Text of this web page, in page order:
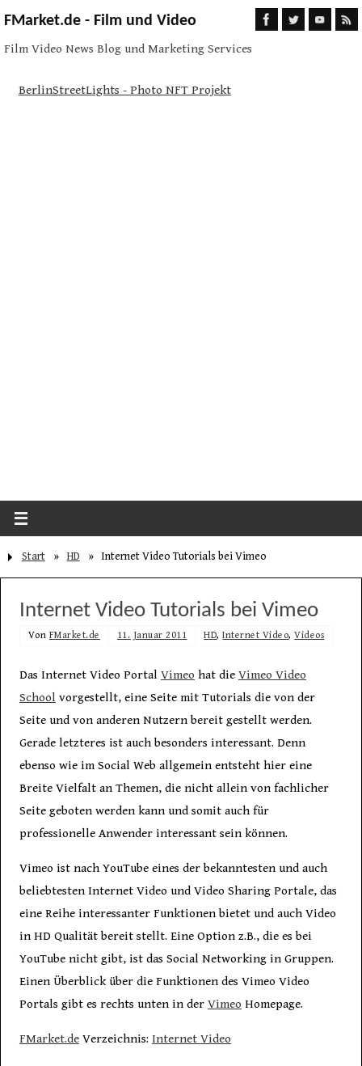
FMarket.de - Film und Video
Film Video News Blog und Marketing Services
BerlinStreetLights - Photo NFT Projekt
Start » HD » Internet Video Tutorials bei Vimeo
Internet Video Tutorials bei Vimeo
Von FMarket.de 11. Januar 2011 HD,Internet Video,Videos
Das Internet Video Portal Vimeo hat die Vimeo Video
School vorgestellt, eine Seite mit Tutorials die von der
Seite und von anderen Nutzern bereit gestellt werden.
Gerade letzteres ist auch besonders interessant. Denn
ebenso wie im Social Web allgemein entsteht hier eine
Breite Vielfalt an Themen, die nicht allein von fachlicher
Seite geboten werden kann und somit auch für
professionelle Anwender interessant sein können.
Vimeo ist nach YouTube eines der bekanntesten und auch
beliebtesten Internet Video und Video Sharing Portale, das
eine Reihe interessanter Funktionen bietet und auch Video
in HD Qualität bereit stellt. Eine Option z.B., die es bei
YouTube nicht gibt, ist das Social Networking in Gruppen.
Einen Überblick über die Funktionen des Vimeo Video
Portals gibt es rechts unten in der Vimeo Homepage.
FMarket.deVerzeichnis: Internet Video